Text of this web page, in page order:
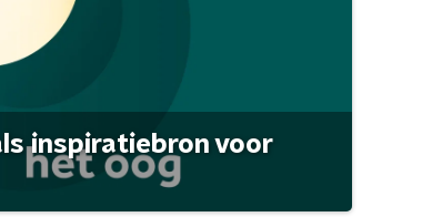
inspiratiebron voor